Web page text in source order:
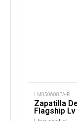
LM050608BA-R
Zapatilla
Flagship